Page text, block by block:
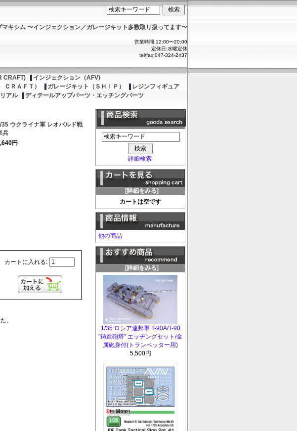
キシム 〜インジェクション／ガレージキット多数取り扱ってます〜
営業時間:12:00〜20:00
定休日:水曜定休
tel/fax:047-324-2437
CRAFT)
インジェクション（AFV)
ＲＡＦＴ） ガレージキット（ＳＨＩＰ）
レジンフィギュア
アル ディテールアップパーツ・エッチングパーツ
35 ウクライナ軍 レオパルド戦
兵
円
カートに入れる:
。
詳細検索
[詳細をみる]
カートは空です
他の商品
[詳細をみる]
1/35 ロシア連邦軍 T-90A/T-90
"鋳造砲塔" エッヂングセット/金
属砲身付(トランペッター用)
5,500円